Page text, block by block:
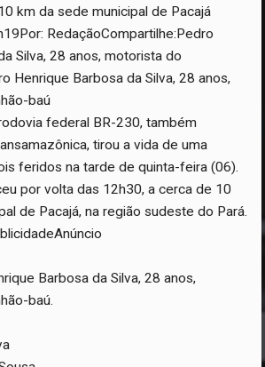
km da sede municipal de Pacajá
RedaçãoCompartilhe:Pedro
Silva, 28 anos, motorista do
Henrique Barbosa da Silva, 28 anos,
baú
federal BR-230, também
tirou a vida de uma
feridos na tarde de quinta-feira (06).
por volta das 12h30, a cerca de 10
de Pacajá, na região sudeste do Pará.
Barbosa da Silva, 28 anos,
baú.